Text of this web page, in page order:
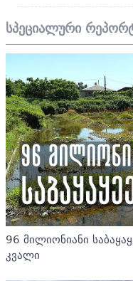
სპეციალური
96 მილიონიანი
კვალი